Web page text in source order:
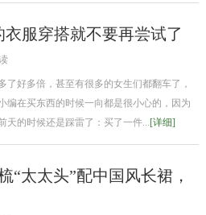
服穿搭就不要再尝试了
了好多倍，甚至有很多的女生们都翻车了，
编在买东西的时候一向都是很小心的，因为
天的时候还是踩雷了：买了一件...[详细]
“太太头”配中国风长裙，